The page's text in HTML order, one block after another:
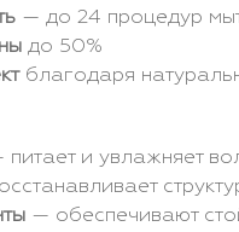
— до 24 процедур
до 50%
благодаря
и увлажняет
— обеспечивают